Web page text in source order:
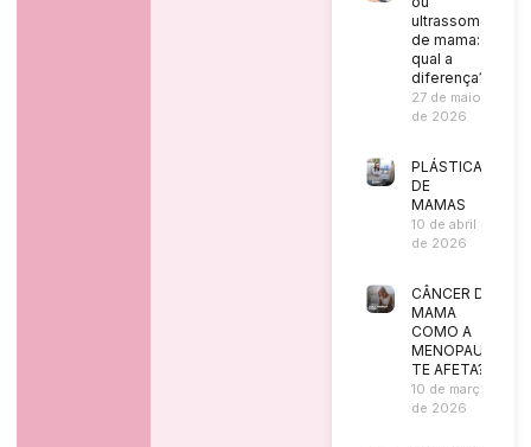
ultrassom
de mama:
qual a
diferença?
27 de maio
de 2026
PLÁSTICA
DE
MAMAS
10 de abril
de 2026
CÂNCER DE
MAMA
COMO A
MENOPAUSA
TE AFETA?
10 de março
de 2026